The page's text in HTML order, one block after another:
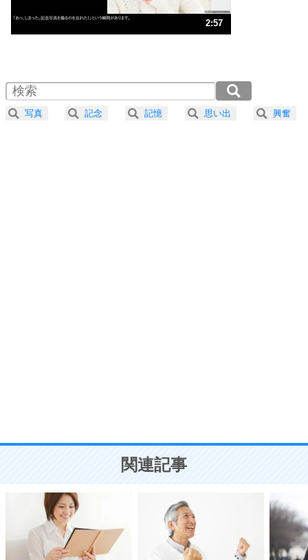
ストレス対策
人生、なんとかなるもの。
気楽に生きる30の方法
4 器の大きい人は、怒りを優しさで表現する。
プラス思考
ことが大切。
2:57
2.0倍速 （347KB 1分28秒）
2.5倍速 （278KB 1分10秒）
3.0倍速 （232KB 59秒）
写真 記念 記憶 思い出 興奮
関連記事